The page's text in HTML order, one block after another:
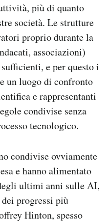
più di quanto
società. Le strutture
proprio durante la
associazioni)
e per questo i
un luogo di confronto
e rappresentanti
condivise senza
tecnologico.
condivise ovviamente
e hanno alimentato
ultimi anni sulle AI,
progressi più
Hinton, spesso